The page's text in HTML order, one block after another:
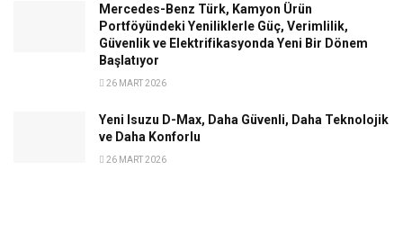
Mercedes-Benz Türk, Kamyon Ürün
Portföyündeki Yeniliklerle Güç, Verimlilik,
Güvenlik ve Elektrifikasyonda Yeni Bir Dönem
Başlatıyor
26 MART 2026
Yeni Isuzu D-Max, Daha Güvenli, Daha Teknolojik
ve Daha Konforlu
26 MART 2026